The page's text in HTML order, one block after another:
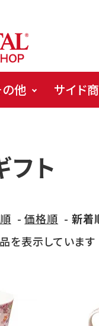
の他 サイド
フト
-価格順 - 新着
表示しています